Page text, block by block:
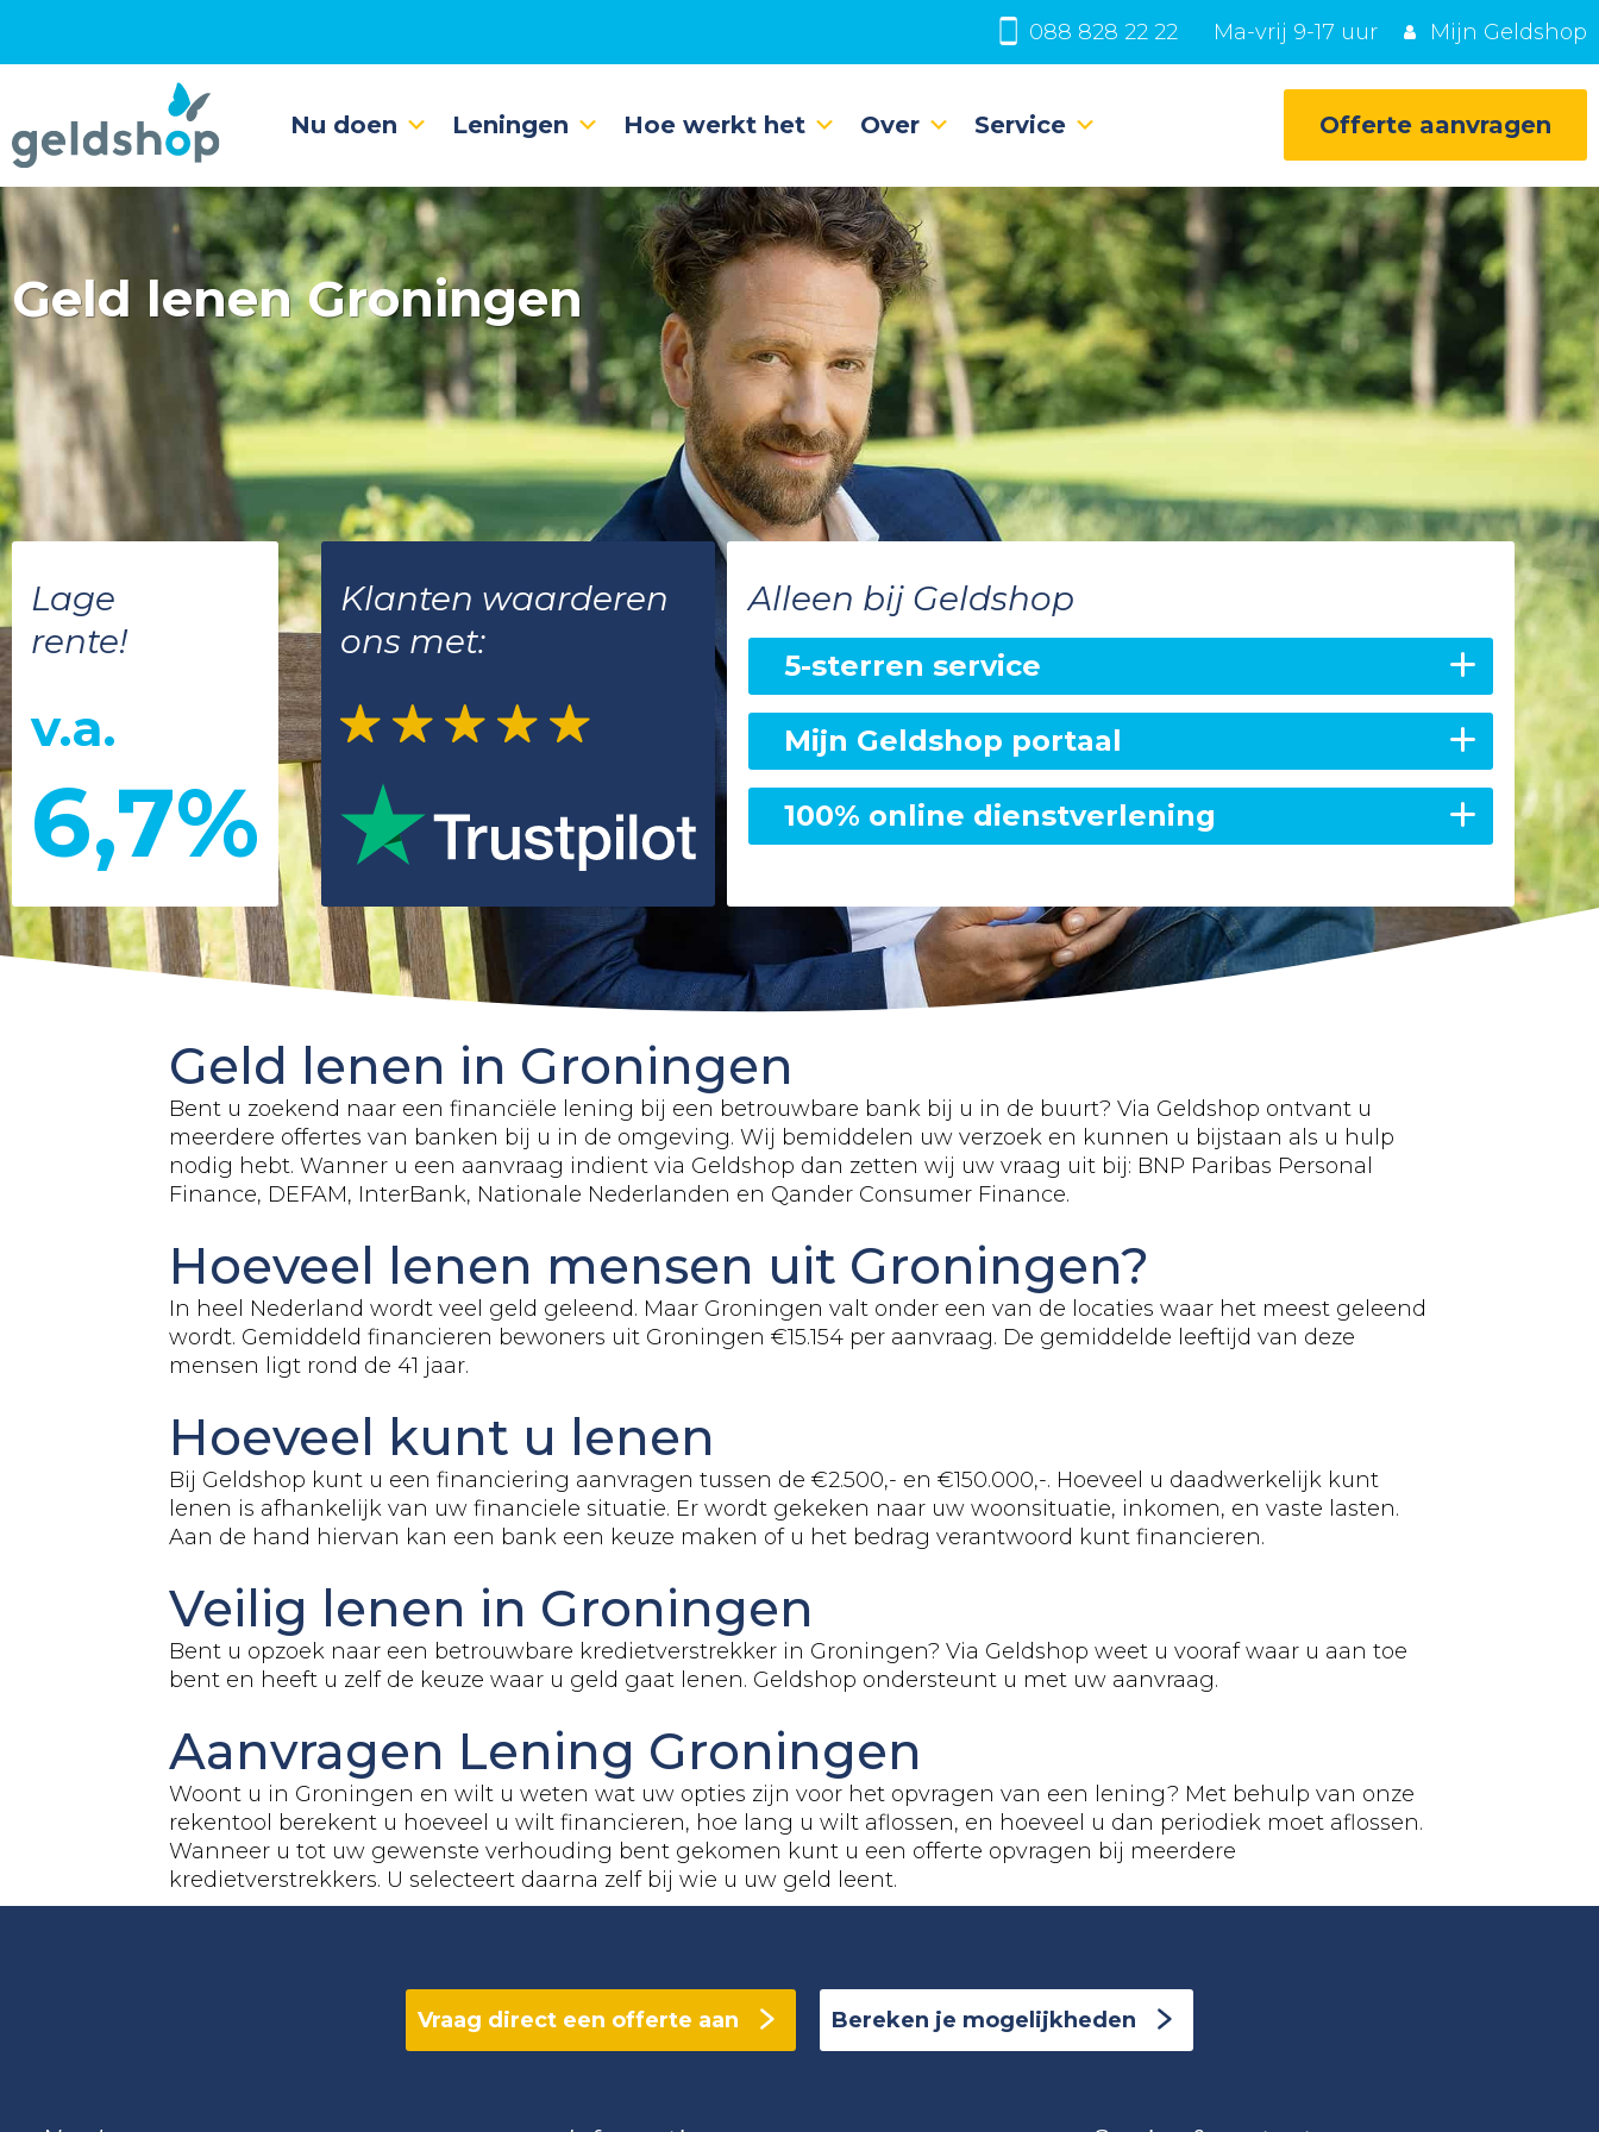
088 828 22 22 Ma-vrij 9-17 uur Mijn Geldshop
Nu doen Leningen Hoe werkt het Over Service Offerte aanvragen
Geld lenen Groningen
Lage
rente!
v.a.
6,7%
Klanten waarderen
ons met:
Alleen bij Geldshop
5-sterren service
Mijn Geldshop portaal
100% online dienstverlening
Geld lenen in Groningen
Bent u zoekend naar een financiële lening bij een betrouwbare bank bij u in de buurt? Via Geldshop ontvant u
meerdere offertes van banken bij u in de omgeving. Wij bemiddelen uw verzoek en kunnen u bijstaan als u hulp
nodig hebt. Wanner u een aanvraag indient via Geldshop dan zetten wij uw vraag uit bij: BNP Paribas Personal
Finance, DEFAM, InterBank, Nationale Nederlanden en Qander Consumer Finance.
Hoeveel lenen mensen uit Groningen?
In heel Nederland wordt veel geld geleend. Maar Groningen valt onder een van de locaties waar het meest geleend
wordt. Gemiddeld financieren bewoners uit Groningen €15.154 per aanvraag. De gemiddelde leeftijd van deze
mensen ligt rond de 41 jaar.
Hoeveel kunt u lenen
Bij Geldshop kunt u een financiering aanvragen tussen de €2.500,- en €150.000,-. Hoeveel u daadwerkelijk kunt
lenen is afhankelijk van uw financiele situatie. Er wordt gekeken naar uw woonsituatie, inkomen, en vaste lasten.
Aan de hand hiervan kan een bank een keuze maken of u het bedrag verantwoord kunt financieren.
Veilig lenen in Groningen
Bent u opzoek naar een betrouwbare kredietverstrekker in Groningen? Via Geldshop weet u vooraf waar u aan toe
bent en heeft u zelf de keuze waar u geld gaat lenen. Geldshop ondersteunt u met uw aanvraag.
Aanvragen Lening Groningen
Woont u in Groningen en wilt u weten wat uw opties zijn voor het opvragen van een lening? Met behulp van onze
rekentool berekent u hoeveel u wilt financieren, hoe lang u wilt aflossen, en hoeveel u dan periodiek moet aflossen.
Wanneer u tot uw gewenste verhouding bent gekomen kunt u een offerte opvragen bij meerdere
kredietverstrekkers. U selecteert daarna zelf bij wie u uw geld leent.
Vraag direct een offerte aan Bereken je mogelijkheden